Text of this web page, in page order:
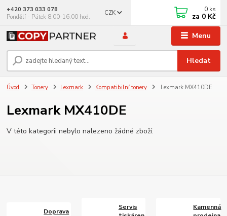
Menu
CZK
Hledat
+420 373 033 078
Pondělí - Pátek 8:00-16:00 hod.
0 ks
za 0 Kč
Úvod Tonery Lexmark Kompatibilní tonery Lexmark MX410DE
Lexmark MX410DE
V této kategorii nebylo nalezeno žádné zboží.
Doprava
Servis
Kamenná